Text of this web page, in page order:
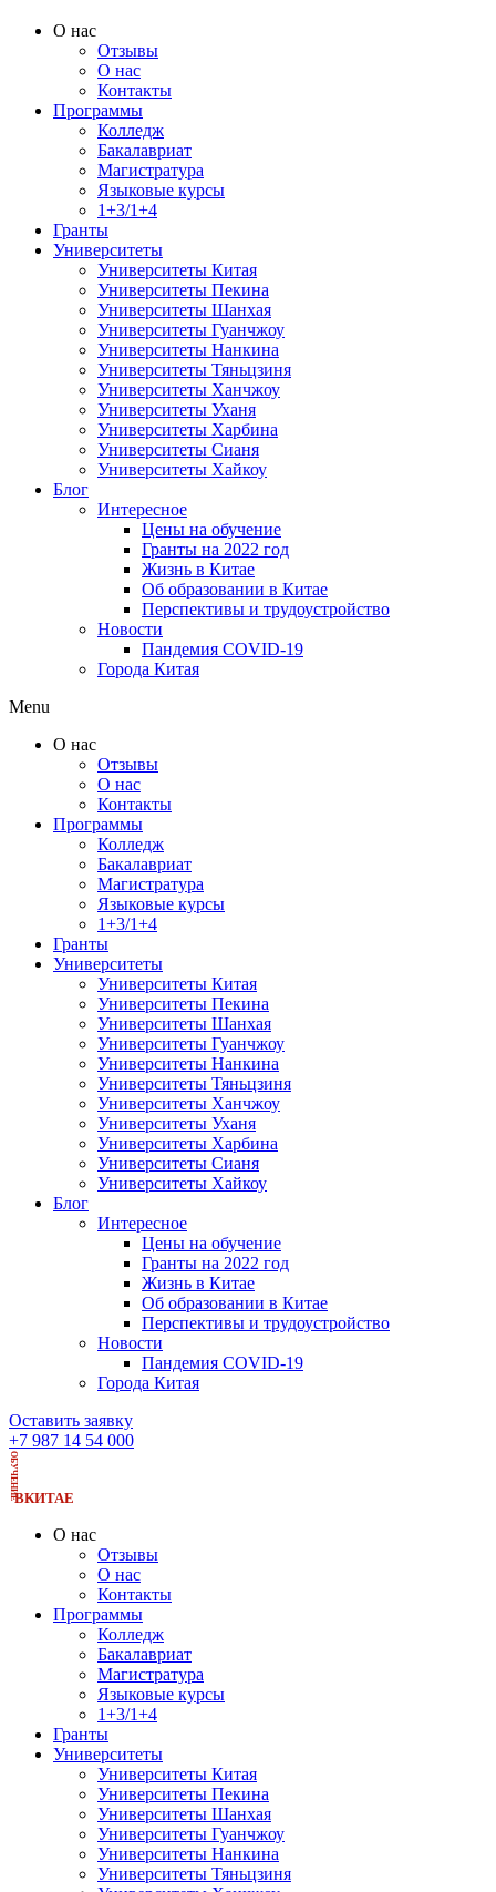
О нас
Отзывы
О нас
Контакты
Программы
Колледж
Бакалавриат
Магистратура
Языковые курсы
1+3/1+4
Гранты
Университеты
Университеты Китая
Университеты Пекина
Университеты Шанхая
Университеты Гуанчжоу
Университеты Нанкина
Университеты Тяньцзиня
Университеты Ханчжоу
Университеты Уханя
Университеты Харбина
Университеты Сианя
Университеты Хайкоу
Блог
Интересное
Цены на обучение
Гранты на 2022 год
Жизнь в Китае
Об образовании в Китае
Перспективы и трудоустройство
Новости
Пандемия COVID-19
Города Китая
Menu
О нас
Отзывы
О нас
Контакты
Программы
Колледж
Бакалавриат
Магистратура
Языковые курсы
1+3/1+4
Гранты
Университеты
Университеты Китая
Университеты Пекина
Университеты Шанхая
Университеты Гуанчжоу
Университеты Нанкина
Университеты Тяньцзиня
Университеты Ханчжоу
Университеты Уханя
Университеты Харбина
Университеты Сианя
Университеты Хайкоу
Блог
Интересное
Цены на обучение
Гранты на 2022 год
Жизнь в Китае
Об образовании в Китае
Перспективы и трудоустройство
Новости
Пандемия COVID-19
Города Китая
Оставить заявку
+7 987 14 54 000
ОБУЧЕНИЕВКИТАЕ
О нас
Отзывы
О нас
Контакты
Программы
Колледж
Бакалавриат
Магистратура
Языковые курсы
1+3/1+4
Гранты
Университеты
Университеты Китая
Университеты Пекина
Университеты Шанхая
Университеты Гуанчжоу
Университеты Нанкина
Университеты Тяньцзиня